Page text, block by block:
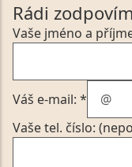
Rádi
Vaše jméno a
Váš e-mail: *
Vaše tel. číslo: